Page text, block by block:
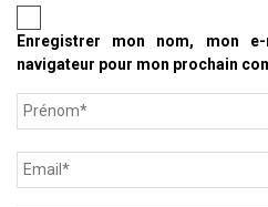
Enregistrer mon nom, mon
navigateur pour mon prochain